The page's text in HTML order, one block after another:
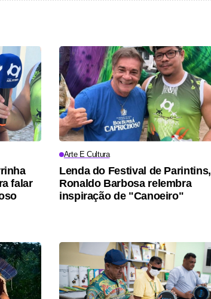
falar
Arte E Cultura
Lenda do Festival de Parintins,
Ronaldo Barbosa relembra
inspiração de "Canoeiro"